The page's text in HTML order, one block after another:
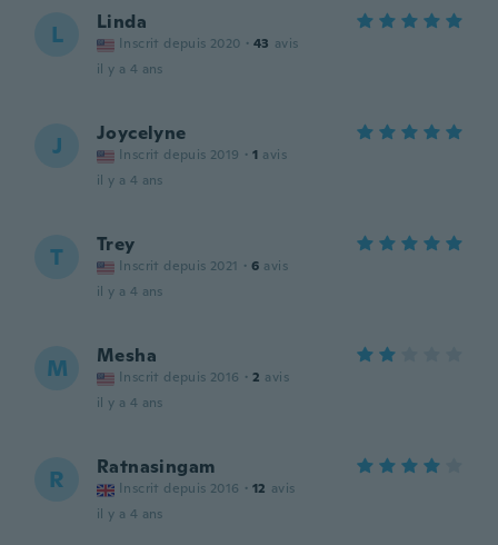
L Linda
Inscrit depuis 2020 · 43 avis
il y a 4 ans
J Joycelyne
Inscrit depuis 2019 · 1 avis
il y a 4 ans
T Trey
Inscrit depuis 2021 · 6 avis
il y a 4 ans
M Mesha
Inscrit depuis 2016 · 2 avis
il y a 4 ans
R Ratnasingam
Inscrit depuis 2016 · 12 avis
il y a 4 ans